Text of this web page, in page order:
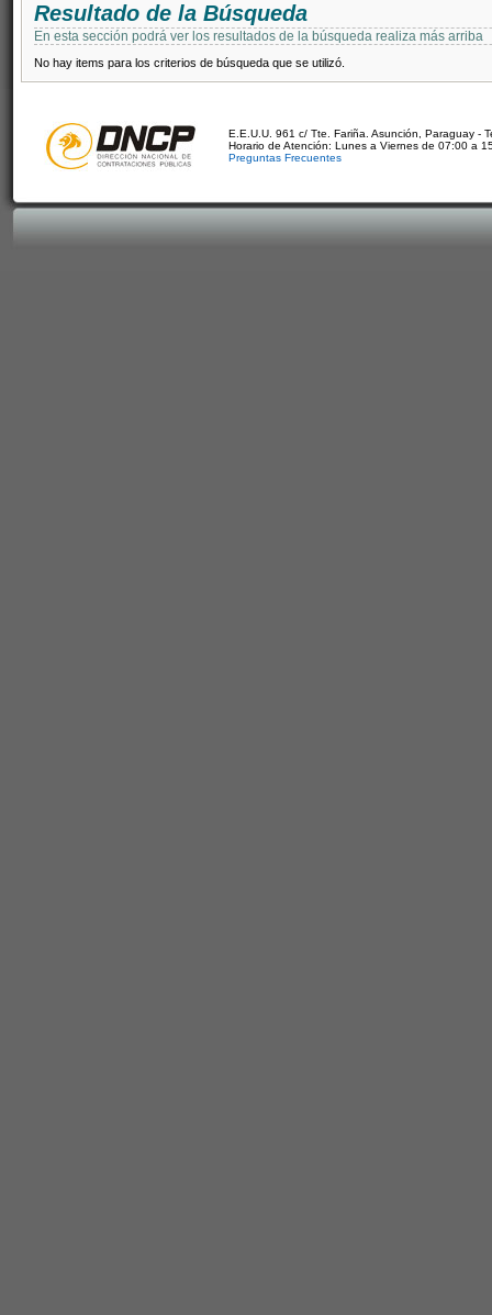
Resultado de la Búsqueda
En esta sección podrá ver los resultados de la búsqueda realiza más arriba
No hay items para los criterios de búsqueda que se utilizó.
E.E.U.U. 961 c/ Tte. Fariña. Asunción, Paraguay -
Horario de Atención: Lunes a Viernes de 07:00 a
Preguntas Frecuentes